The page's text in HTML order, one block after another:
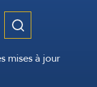
mises à jour